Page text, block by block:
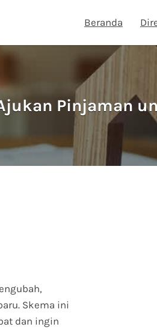
Beranda
Pinjaman
Skema ini
dan ingin